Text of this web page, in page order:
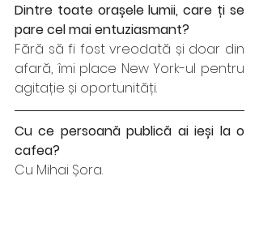
Dintre toate orașele lumii, care ți se
pare cel mai entuziasmant?
Fără să fi fost vreodată și doar din
afară, îmi place New York-ul pentru
agitație și oportunități.
Cu ce persoană publică ai ieși la o
cafea?
Cu Mihai Șora.